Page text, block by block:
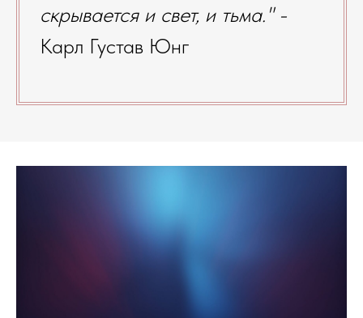
скрывается и свет, и тьма." -
Карл Густав Юнг